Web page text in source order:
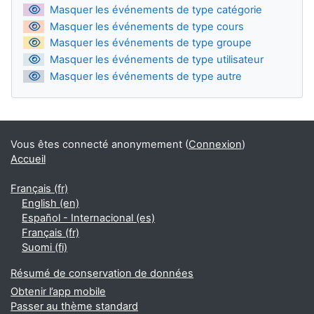
Masquer les événements de type catégorie
Masquer les événements de type cours
Masquer les événements de type groupe
Masquer les événements de type utilisateur
Masquer les événements de type autre
Vous êtes connecté anonymement (Connexion)
Accueil
Français ‎(fr)‎
English ‎(en)‎
Español - Internacional ‎(es)‎
Français ‎(fr)‎
Suomi ‎(fi)‎
Résumé de conservation de données
Obtenir l’app mobile
Passer au thème standard